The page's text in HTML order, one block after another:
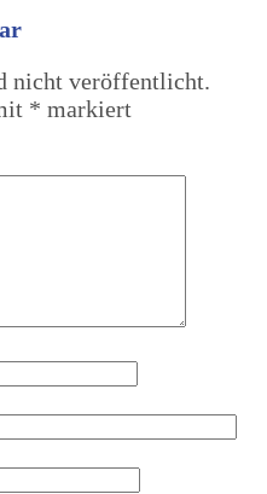
nicht veröffentlicht.
* markiert